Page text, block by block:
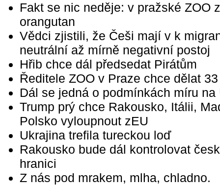
Fakt se nic neděje: v pražské ZOO
orangutan
Vědci zjistili, že Češi mají v k
neutrální až mírně negativní postoj
Hřib chce dál předsedat Pirátům
Ředitele ZOO v Praze chce dělat
Dál se jedná o podmínkách míru na
Trump prý chce Rakousko, Itálii,
Polsko vyloupnout zEU
Ukrajina trefila tureckou loď
Rakousko bude dál kontrolovat
hranici
Z nás pod mrakem, mlha, chladno.